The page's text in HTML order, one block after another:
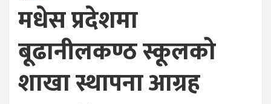
मधेस प्रदेशमा
बूढानीलकण्ठ स्कूलको
शाखा स्थापना आग्रह